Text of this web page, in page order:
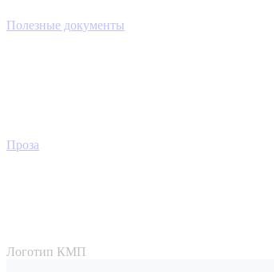
Полезные документы
Проза
Логотип КМП